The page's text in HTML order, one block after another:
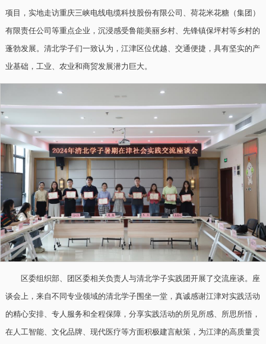
项目，实地走访重庆三峡电线电缆科技股份有限公司、荷花米花糖（集团）
有限责任公司等重点企业，沉浸感受鲁能美丽乡村、先锋镇保坪村等乡村的
蓬勃发展。清北学子们一致认为，江津区位优越、交通便捷，具有坚实的产
业基础，工业、农业和商贸发展潜力巨大。
区委组织部、团区委相关负责人与清北学子实践团开展了交流座谈。座
谈会上，来自不同专业领域的清北学子围坐一堂，真诚感谢江津对实践活动
的精心安排、专人服务和全程保障，分享实践活动的所见所感、所思所悟，
在人工智能、文化品牌、现代医疗等方面积极建言献策，为江津的高质量贡